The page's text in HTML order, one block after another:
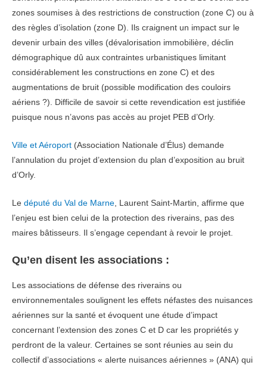
zones soumises à des restrictions de construction (zone C) ou à
des règles d’isolation (zone D). Ils craignent un impact sur le
devenir urbain des villes (dévalorisation immobilière, déclin
démographique dû aux contraintes urbanistiques limitant
considérablement les constructions en zone C) et des
augmentations de bruit (possible modification des couloirs
aériens ?). Difficile de savoir si cette revendication est justifiée
puisque nous n’avons pas accès au projet PEB d’Orly.
Ville et Aéroport (Association Nationale d’Élus) demande
l’annulation du projet d’extension du plan d’exposition au bruit
d’Orly.
Le député du Val de Marne , Laurent Saint-Martin, affirme que
l’enjeu est bien celui de la protection des riverains, pas des
maires bâtisseurs. Il s’engage cependant à revoir le projet.
Qu’en disent les associations :
Les associations de défense des riverains ou
environnementales soulignent les effets néfastes des nuisances
aériennes sur la santé et évoquent une étude d’impact
concernant l’extension des zones C et D car les propriétés y
perdront de la valeur. Certaines se sont réunies au sein du
collectif d’associations « alerte nuisances aériennes » (ANA) qui